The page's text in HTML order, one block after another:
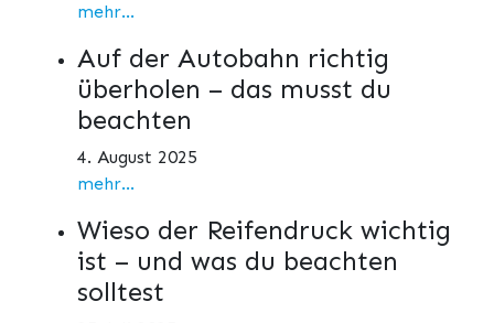
mehr...
Auf der Autobahn richtig
überholen – das musst du
beachten
4. August 2025
mehr...
Wieso der Reifendruck wichtig
ist – und was du beachten
solltest